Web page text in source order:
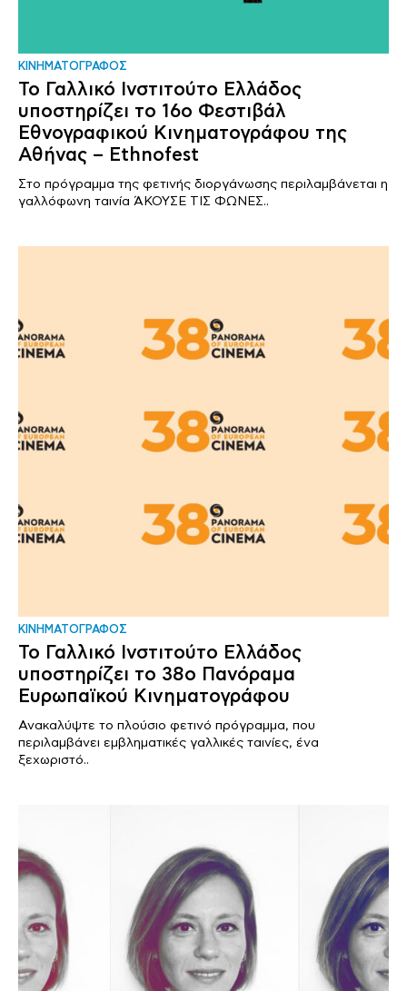
ΚΙΝΗΜΑΤΟΓΡΑΦΟΣ
Το Γαλλικό Ινστιτούτο Ελλάδος
υποστηρίζει το 16ο Φεστιβάλ
Εθνογραφικού Κινηματογράφου της
Αθήνας – Ethnofest
Στο πρόγραμμα της φετινής διοργάνωσης περιλαμβάνεται η
γαλλόφωνη ταινία ΆΚΟΥΣΕ ΤΙΣ ΦΩΝΕΣ..
ΚΙΝΗΜΑΤΟΓΡΑΦΟΣ
Το Γαλλικό Ινστιτούτο Ελλάδος
υποστηρίζει το 38ο Πανόραμα
Ευρωπαϊκού Κινηματογράφου
Ανακαλύψτε το πλούσιο φετινό πρόγραμμα, που
περιλαμβάνει εμβληματικές γαλλικές ταινίες, ένα
ξεχωριστό..